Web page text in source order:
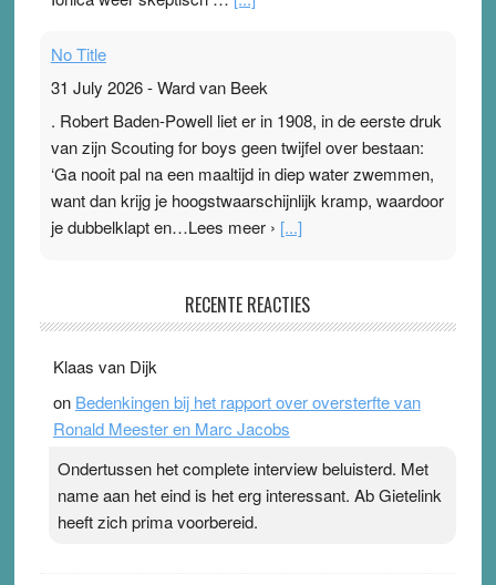
No Title
31 July 2026-Ward van Beek
. Robert Baden-Powell liet er in 1908, in de eerste druk
van zijn Scouting for boys geen twijfel over bestaan:
‘Ga nooit pal na een maaltijd in diep water zwemmen,
want dan krijg je hoogstwaarschijnlijk kramp, waardoor
je dubbelklapt en…Lees meer › [...]
Ward van Beek
topsporters. Ze hopen ermee hun hartslag te verlagen
terwijl ze meer zuurstof opnemen. Daarop heeft zo’n
pleister geen effect. Maar het gevoel ‘makkelijker te
Pleisterplakkers in de topspsort ›[...]
RECENTE REACTIES
Klaas van Dijk
on Bedenkingen bij het rapport over oversterfte van
Ronald Meester en Marc Jacobs
Ondertussen het complete interview beluisterd. Met
name aan het eind is het erg interessant. Ab Gietelink
heeft zich prima voorbereid.